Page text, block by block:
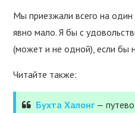
Мы приезжали всего на
явно мало. Я бы с
(может и не одной), если бы
Читайте также:
Бухта Халонг —